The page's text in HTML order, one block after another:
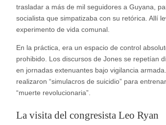
trasladar a más de mil seguidores a Guyana,
socialista que simpatizaba con su retórica. Allí
experimento de vida comunal.
En la práctica, era un espacio de control
prohibido. Los discursos de Jones se repetían
en jornadas extenuantes bajo vigilancia
realizaron “simulacros de suicidio” para
“muerte revolucionaria”.
La visita del congresista Leo Ryan